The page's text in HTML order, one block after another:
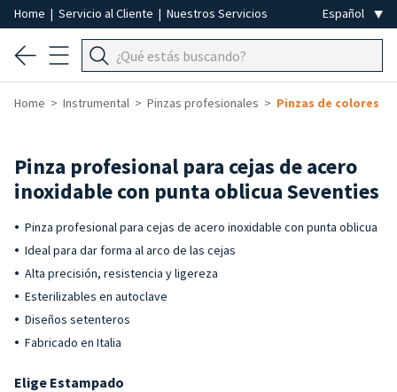
Home | Servicio al Cliente | Nuestros Servicios
Home Instrumental Pinzas profesionales Pinzas de colores
Pinza profesional para cejas de acero
inoxidable con punta oblicua Seventies
Pinza profesional para cejas de acero inoxidable con punta oblicua
Ideal para dar forma al arco de las cejas
Alta precisión, resistencia y ligereza
Esterilizables en autoclave
Diseños setenteros
Fabricado en Italia
Elige Estampado